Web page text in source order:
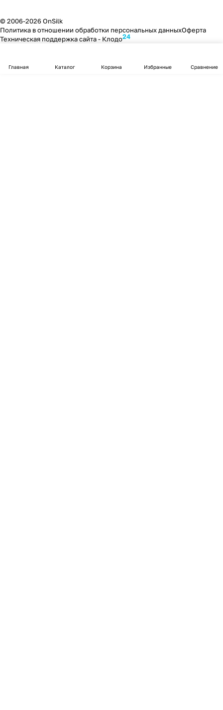
© 2006-2026 OnSilk
Политика в отношении обработки персональных данныхОферта
Техническая поддержка сайта - Клодо24
Главная Каталог Корзина Избранные Сравнение